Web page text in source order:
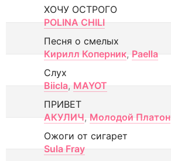
ХОЧУ ОСТРОГО
POLINA CHILI
Песня о смелых
Кирилл Коперник, Paella
Слух
Biicla, MAYOT
ПРИВЕТ
АКУЛИЧ, Молодой Платон
Ожоги от сигарет
Sula Fray